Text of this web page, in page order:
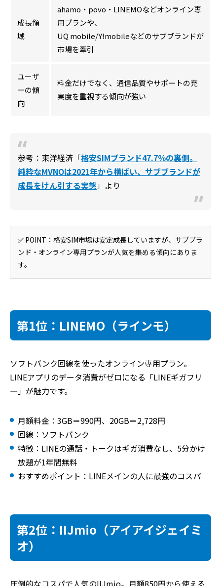
成長領
域
ahamo・povo・LINEMOなどオンライン専
用プランや、
UQ mobile/Y!mobileなどのサブブランドが
市場を牽引
ユーザ
ーの傾
向
料金だけでなく、通信品質やサポートの充
実度を重視する傾向が強い
参考：東洋経済「格安SIMブランド47.7％の裏側。
純粋なMVNOは2021年から横ばい、サブブランドが
成長をけん引する実態」より
✅ POINT：格安SIM市場は安定成長していますが、サブブラ
ンド・オンライン専用プランが人気を集める傾向にありま
す。
第1位：LINEMO（ラインモ）
ソフトバンク回線を使ったオンライン専用プラン。
LINEアプリのデータ消費がゼロになる「LINEギガフリ
ー」が魅力です。
月額料金：3GB＝990円、20GB＝2,728円
回線：ソフトバンク
特徴：LINEの通話・トークはギガ消費なし、5分かけ
放題が1年間無料
おすすめポイント：LINEメインの人に最強のコスパ
第2位：IIJmio（アイアイジェイミ
オ）
圧倒的なコスパで人気のIIJmio。月額850円から使える